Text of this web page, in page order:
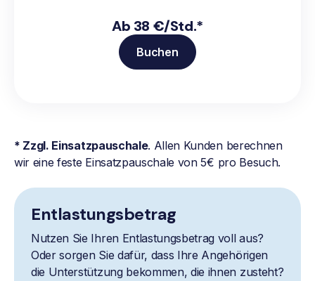
Ab 38 €/Std.*
Buchen
* Zzgl. Einsatzpauschale. Allen Kunden berechnen
wir eine feste Einsatzpauschale von 5€ pro Besuch.
Entlastungsbetrag
Nutzen Sie Ihren Entlastungsbetrag voll aus?
Oder sorgen Sie dafür, dass Ihre Angehörigen
die Unterstützung bekommen, die ihnen zusteht?